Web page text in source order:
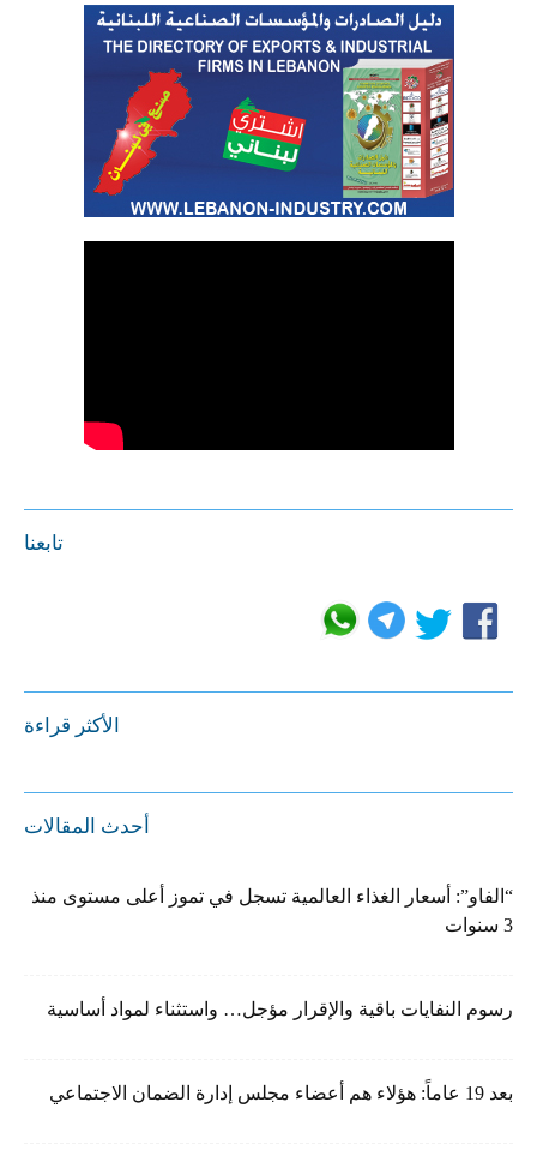
تابعنا
الأكثر قراءة
أحدث المقالات
“الفاو”: أسعار الغذاء العالمية تسجل في تموز أعلى مستوى منذ
3 سنوات
رسوم النفايات باقية والإقرار مؤجل… واستثناء لمواد أساسية
بعد 19 عاماً: هؤلاء هم أعضاء مجلس إدارة الضمان الاجتماعي